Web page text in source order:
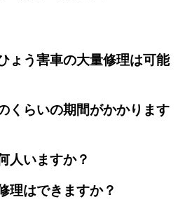
ょう害車の大量修理は可能
くらいの期間がかかります
人いますか？
理はできますか？